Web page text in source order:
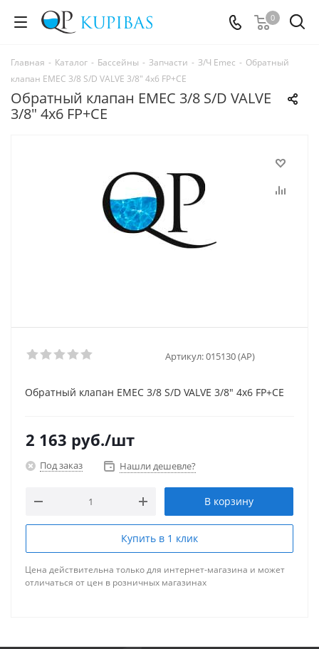
0
Главная - Каталог - Бассейны - Запчасти - З/Ч Emec - Обратный
клапан EMEC 3/8 S/D VALVE 3/8" 4х6 FP+CE
Обратный клапан EMEC 3/8 S/D VALVE
3/8" 4х6 FP+CE
Артикул:015130 (AP)
Обратный клапан EMEC 3/8 S/D VALVE 3/8" 4х6 FP+CE
2 163 руб./шт
Под заказ Нашли дешевле?
В корзину
Купить в 1 клик
Цена действительна только для интернет-магазина и может
отличаться от цен в розничных магазинах